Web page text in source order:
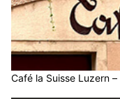
Café la Suisse Luzern